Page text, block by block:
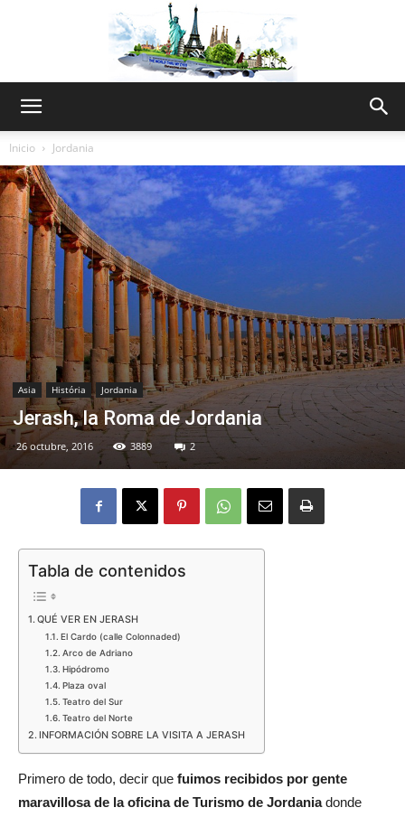
World
My
Eyes
Inicio Jordania
Asia História Jordania
Jerash, la Roma de Jordania
26 octubre, 2016 3889 2
Tabla de contenidos
QUÉ VER EN JERASH
El Cardo (calle Colonnaded)
Arco de Adriano
Hipódromo
Plaza oval
Teatro del Sur
Teatro del Norte
INFORMACIÓN SOBRE LA VISITA A JERASH
Primero de todo, decir que fuimos recibidos por gente
maravillosa de la oficina de Turismo de Jordaniadonde